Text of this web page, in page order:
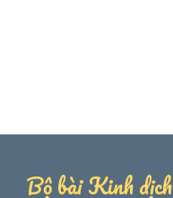
Bộ bài Kinh dịch